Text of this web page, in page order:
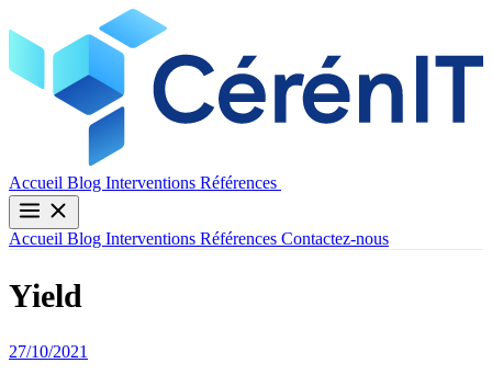
Accueil Blog Interventions Références
Accueil Blog Interventions Références Contactez-nous
Yield
27/10/2021